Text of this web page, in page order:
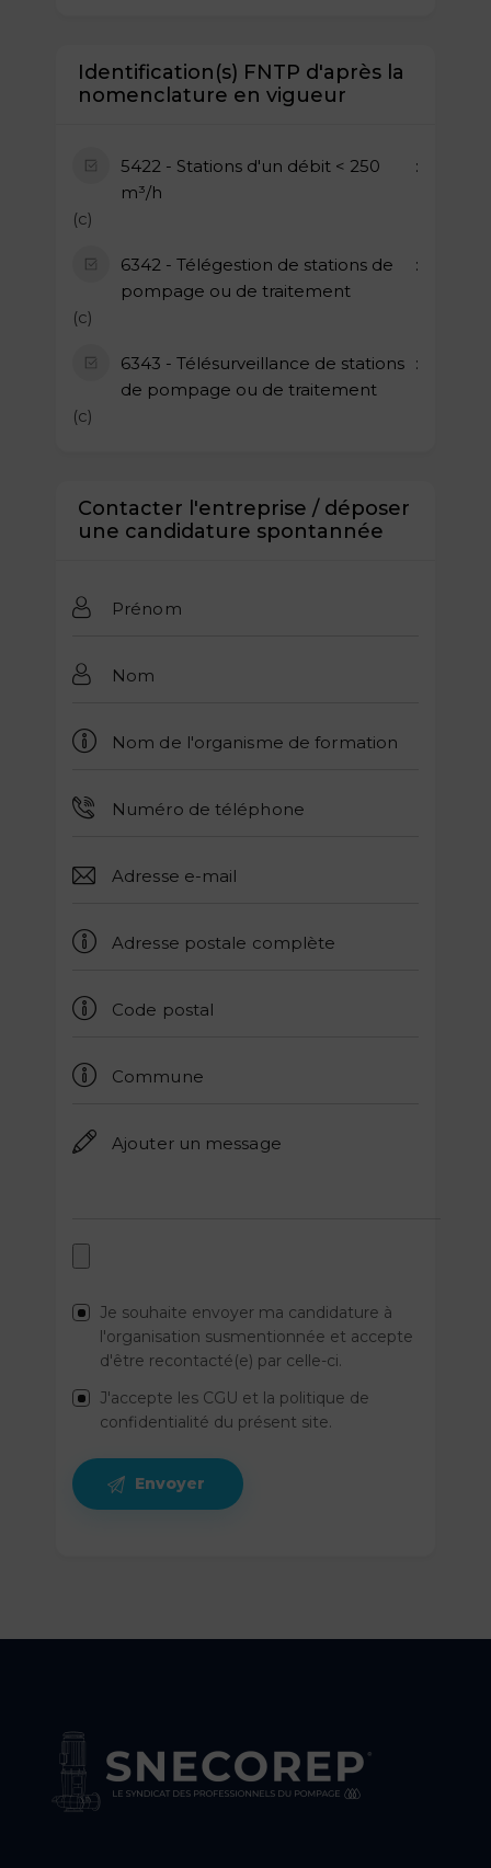
Identification(s) FNTP d'après la
nomenclature en vigueur
5422 - Stations d'un débit < 250
m³/h
(c)
6342 - Télégestion de stations de
pompage ou de traitement
(c)
6343 - Télésurveillance de stations
de pompage ou de traitement
(c)
Contacter l'entreprise / déposer
une candidature spontannée
Je souhaite envoyer ma candidature à
l'organisation susmentionnée et accepte
d'être recontacté(e) par celle-ci.
J'accepte les CGU et la politique de
confidentialité du présent site.